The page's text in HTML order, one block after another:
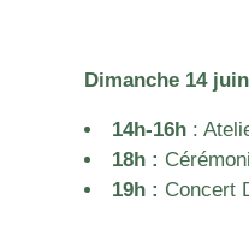
Dimanche 14
14h-16h:
18h :
19h : Concert